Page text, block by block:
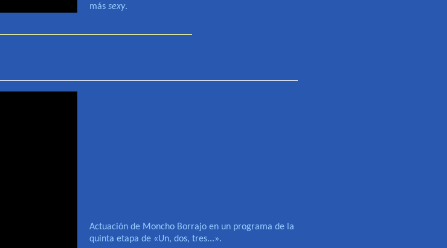
más sexy.
Actuación de Moncho Borrajo en un programa de la
quinta etapa de «Un, dos, tres...».